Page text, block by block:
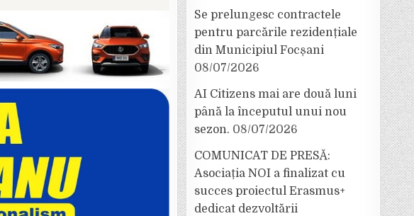
Se prelungesc contractele
pentru parcările rezidențiale
din Municipiul Focșani
08/07/2026
AI Citizens mai are două luni
până la începutul unui nou
sezon. 08/07/2026
COMUNICAT DE PRESĂ:
Asociația NOI a finalizat cu
succes proiectul Erasmus+
dedicat dezvoltării